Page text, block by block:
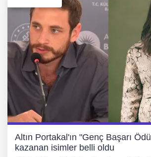
Altın Portakal'ın "Genç Başarı
kazanan isimler belli oldu